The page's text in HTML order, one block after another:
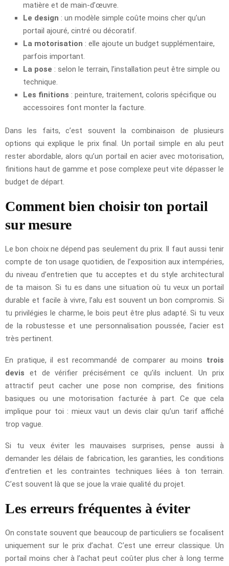
matière et de main-d’œuvre.
Le design : un modèle simple coûte moins cher qu’un
portail ajouré, cintré ou décoratif.
La motorisation : elle ajoute un budget supplémentaire,
parfois important.
La pose : selon le terrain, l’installation peut être simple ou
technique.
Les finitions : peinture, traitement, coloris spécifique ou
accessoires font monter la facture.
Dans les faits, c’est souvent la combinaison de plusieurs
options qui explique le prix final. Un portail simple en alu peut
rester abordable, alors qu’un portail en acier avec motorisation,
finitions haut de gamme et pose complexe peut vite dépasser le
budget de départ.
Comment bien choisir ton portail
sur mesure
Le bon choix ne dépend pas seulement du prix. Il faut aussi tenir
compte de ton usage quotidien, de l’exposition aux intempéries,
du niveau d’entretien que tu acceptes et du style architectural
de ta maison. Si tu es dans une situation où tu veux un portail
durable et facile à vivre, l’alu est souvent un bon compromis. Si
tu privilégies le charme, le bois peut être plus adapté. Si tu veux
de la robustesse et une personnalisation poussée, l’acier est
très pertinent.
En pratique, il est recommandé de comparer au moins trois
devis et de vérifier précisément ce qu’ils incluent. Un prix
attractif peut cacher une pose non comprise, des finitions
basiques ou une motorisation facturée à part. Ce que cela
implique pour toi : mieux vaut un devis clair qu’un tarif affiché
trop vague.
Si tu veux éviter les mauvaises surprises, pense aussi à
demander les délais de fabrication, les garanties, les conditions
d’entretien et les contraintes techniques liées à ton terrain.
C’est souvent là que se joue la vraie qualité du projet.
Les erreurs fréquentes à éviter
On constate souvent que beaucoup de particuliers se focalisent
uniquement sur le prix d’achat. C’est une erreur classique. Un
portail moins cher à l’achat peut coûter plus cher à long terme